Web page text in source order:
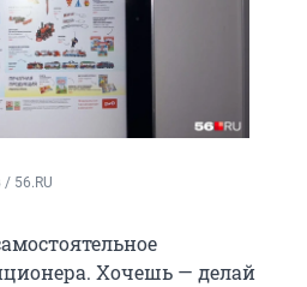
56.RU
Хочешь — делай